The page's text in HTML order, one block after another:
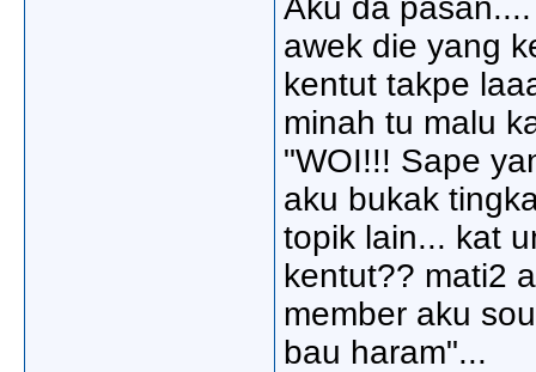
Aku da
awek die yang
kentut takpe
minah tu malu
"WOI!!! Sape
aku bukak
topik lain... kat
kentut?? mati2
member aku
bau haram"...